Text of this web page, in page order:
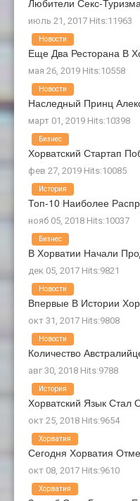
июль 21, 2017 Hits:11963
Еще Два Ресторана В
мая 26, 2019 Hits:10558
Новости
Наследный Принц
март 01, 2019 Hits:10398
Новости
Хорватский Стартап
фев 27, 2019 Hits:10085
Бизнес
Топ-10 Наиболее
нояб 05, 2018 Hits:10037
История
В Хорватии Начали
дек 05, 2017 Hits:9821
Бизнес
Впервые В Истории
окт 31, 2017 Hits:9808
Новости
Количество
авг 30, 2018 Hits:9788
Новости
Хорватский Язык
окт 25, 2018 Hits:9654
История
Сегодня Хорватия
окт 08, 2017 Hits:9610
Хорватия
Хорватия